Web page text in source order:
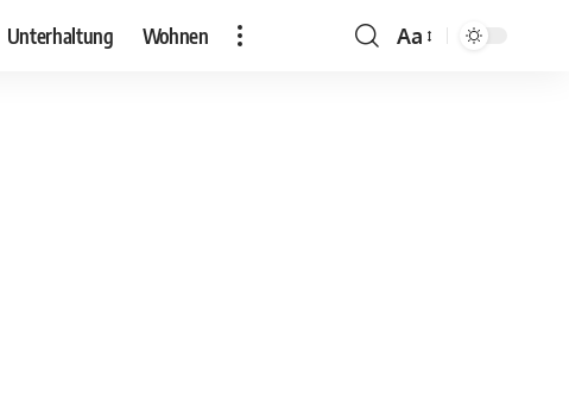
Unterhaltung Wohnen Aa